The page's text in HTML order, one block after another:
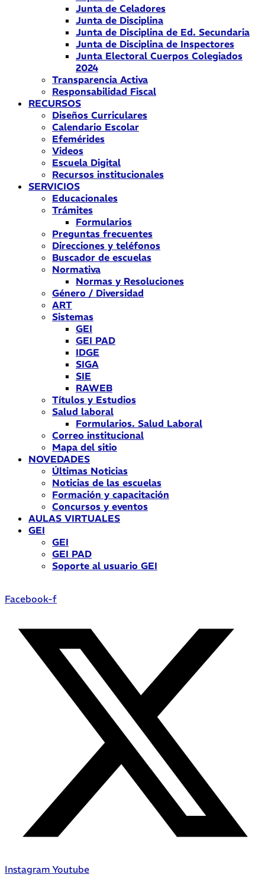
Junta de Celadores
Junta de Disciplina
Junta de Disciplina de Ed. Secundaria
Junta de Disciplina de Inspectores
Junta Electoral Cuerpos Colegiados
2024
Transparencia Activa
Responsabilidad Fiscal
RECURSOS
Diseños Curriculares
Calendario Escolar
Efemérides
Videos
Escuela Digital
Recursos institucionales
SERVICIOS
Educacionales
Trámites
Formularios
Preguntas frecuentes
Direcciones y teléfonos
Buscador de escuelas
Normativa
Normas y Resoluciones
Género / Diversidad
ART
Sistemas
GEI
GEI PAD
IDGE
SIGA
SIE
RAWEB
Títulos y Estudios
Salud laboral
Formularios. Salud Laboral
Correo institucional
Mapa del sitio
NOVEDADES
Últimas Noticias
Noticias de las escuelas
Formación y capacitación
Concursos y eventos
AULAS VIRTUALES
GEI
GEI
GEI PAD
Soporte al usuario GEI
Facebook-f
Instagram Youtube